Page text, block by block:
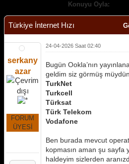
Konuyu Oyla:
Türkiye İnternet Hızı
serkany
azar
FORUM
ÜYESİ
24-04-2026 Saat 02:40
Bugün Ookla’nın
geldim siz görmüş
TurkNet
Turkcell
Türksat
Türk Telekom
Vodafone
Ben burada mevcut
kopmasın aman şu sayfa
haldeyim sizlerden